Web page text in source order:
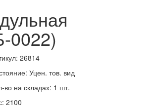
0022)
26814
Уцен. тов. вид
во на складах: 1 шт.
2100